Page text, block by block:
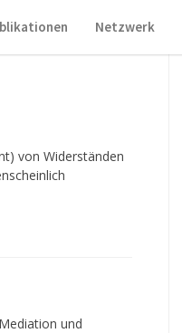
Netzwerk
von Widerständen
und